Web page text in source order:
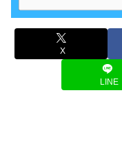
X
LINE